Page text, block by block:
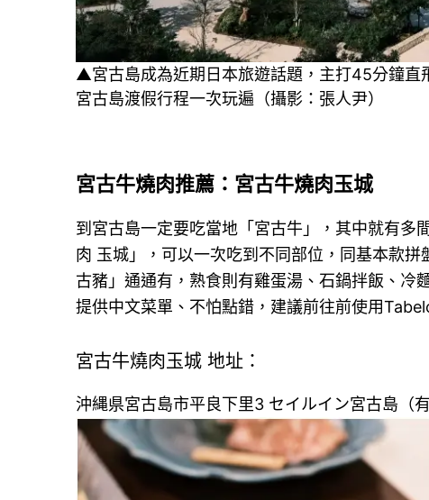
▲宮古島成為近期日本旅遊話題，主打45分鐘直
宮古島渡假行程一次玩遍（攝影：張人尹）
宮古牛燒肉推薦：宮古牛燒肉玉城
到宮古島一定要吃當地「宮古牛」，其中就有多
肉 玉城」，可以一次吃到不同部位，同基本款
古豬」通通有，熟食則有雞蛋湯、石鍋拌飯、冷
提供中文菜單、不怕點錯，建議前往前使用
宮古牛燒肉玉城 地址：
沖縄県宮古島市平良下里3 セイルイン宮古島（有